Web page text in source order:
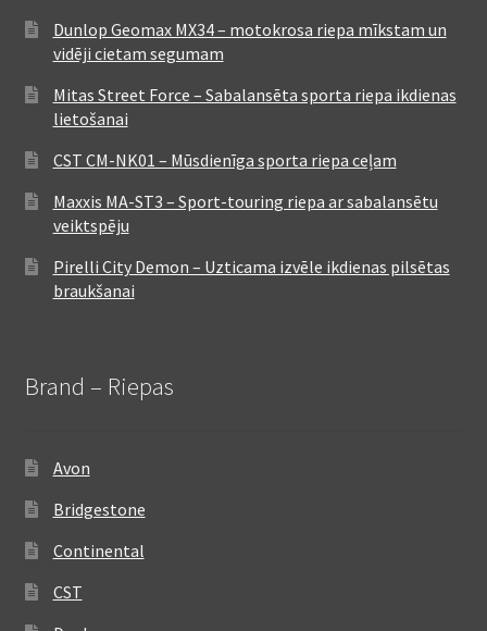
Dunlop Geomax MX34 – motokrosa riepa mīkstam un
vidēji cietam segumam
Mitas Street Force – Sabalansēta sporta riepa ikdienas
lietošanai
CST CM-NK01 – Mūsdienīga sporta riepa ceļam
Maxxis MA-ST3 – Sport-touring riepa ar sabalansētu
veiktspēju
Pirelli City Demon – Uzticama izvēle ikdienas pilsētas
braukšanai
Brand – Riepas
Avon
Bridgestone
Continental
CST